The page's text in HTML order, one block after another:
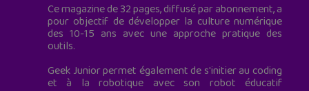
Ce magazine de 32 pages, diffusé par abonnement, a
pour objectif de développer la culture numérique
des 10-15 ans avec une approche pratique des
outils.
Geek Junior permet également de s'initier au coding
et à la robotique avec son robot éducatif